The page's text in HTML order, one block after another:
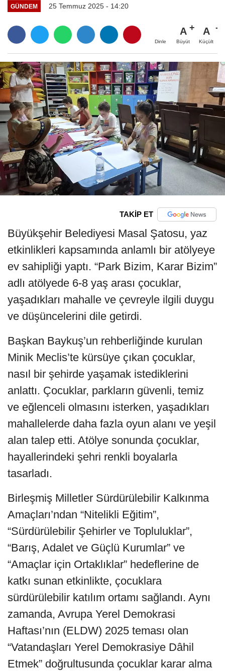
GÜNDEM 25 Temmuz 2025 - 14:20
Dinle
A
Büyüt
A
Küçült
TAKİP ET
Büyükşehir Belediyesi Masal Şatosu, yaz
etkinlikleri kapsamında anlamlı bir atölyeye
ev sahipliği yaptı. “Park Bizim, Karar Bizim”
adlı atölyede 6-8 yaş arası çocuklar,
yaşadıkları mahalle ve çevreyle ilgili duygu
ve düşüncelerini dile getirdi.
Başkan Baykuş’un rehberliğinde kurulan
Minik Meclis’te kürsüye çıkan çocuklar,
nasıl bir şehirde yaşamak istediklerini
anlattı. Çocuklar, parkların güvenli, temiz
ve eğlenceli olmasını isterken, yaşadıkları
mahallelerde daha fazla oyun alanı ve yeşil
alan talep etti. Atölye sonunda çocuklar,
hayallerindeki şehri renkli boyalarla
tasarladı.
Birleşmiş Milletler Sürdürülebilir Kalkınma
Amaçları’ndan “Nitelikli Eğitim”,
“Sürdürülebilir Şehirler ve Topluluklar”,
“Barış, Adalet ve Güçlü Kurumlar” ve
“Amaçlar için Ortaklıklar” hedeflerine de
katkı sunan etkinlikte, çocuklara
sürdürülebilir katılım ortamı sağlandı. Aynı
zamanda, Avrupa Yerel Demokrasi
Haftası’nın (ELDW) 2025 teması olan
“Vatandaşları Yerel Demokrasiye Dâhil
Etmek” doğrultusunda çocuklar karar alma